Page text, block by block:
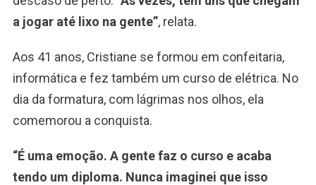
a jogar até lixo na gente”, relata.
Aos 41 anos, Cristiane se formou em confeitaria,
informática e fez também um curso de elétrica. No
dia da formatura, com lágrimas nos olhos, ela
comemorou a conquista.
“É uma emoção. A gente faz o curso e acaba
tendo um diploma. Nunca imaginei que isso